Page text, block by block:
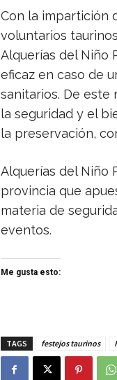
Con la impartición
voluntarios
Alquerías del Niño
eficaz en caso de
sanitarios. De este
la seguridad y el
la preservación,
Alquerías del Niño
provincia que
materia de
eventos.
Me gusta esto:
TAGS festejos taurinos